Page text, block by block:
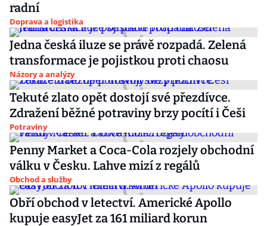
radní
Doprava a logistika
Jedna česká iluze se právě rozpadá. Zelená
transformace je pojistkou proti chaosu
Názory a analýzy
Tekuté zlato opět dostojí své přezdívce.
Zdražení běžné potraviny brzy pocítí i Češi
Potraviny
Penny Market a Coca-Cola rozjely obchodní
válku v Česku. Lahve mizí z regálů
Obchod a služby
Obří obchod v letectví. Americké Apollo
kupuje easyJet za 161 miliard korun